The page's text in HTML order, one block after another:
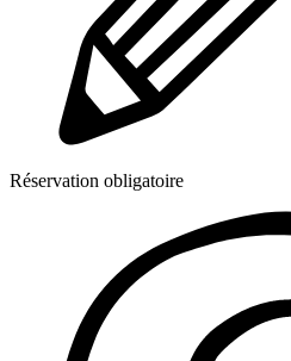
Réservation obligatoire